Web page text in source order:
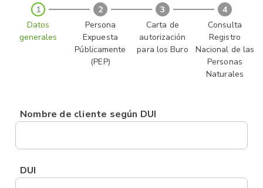
1
Datos
generales
2
Persona
Expuesta
Públicamente
(PEP)
3
Carta de
autorización
para los Buro
4
Consulta
Registro
Nacional de las
Personas
Naturales
Nombre de cliente según DUI
DUI